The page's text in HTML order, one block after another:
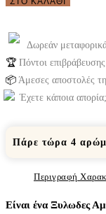
Δωρεάν
🏆 Πόντοι
📦 Άμεσες αποστολές
Έχετε κάποια απορία;
Πάρε τώρα 4
Περιγραφή
Είναι ένα Ξυλωδες